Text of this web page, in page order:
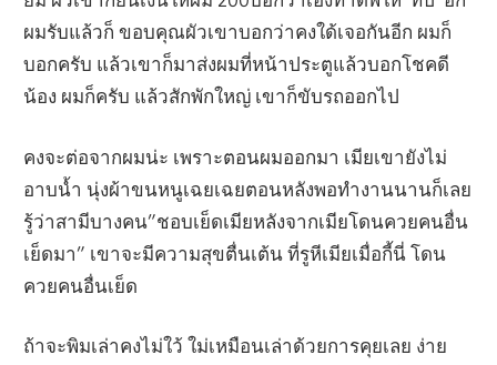
ผมรับแล้วก็ ขอบคุณผัวเขาบอกว่าคงใด้เจอกันอีก ผมก็
บอกครับ แล้วเขาก็มาส่งผมที่หน้าประตูแล้วบอกโชคดี
น้อง ผมก็ครับ แล้วสักพักใหญ่ เขาก็ขับรถออกไป
คงจะต่อจากผมน่ะ เพราะตอนผมออกมา เมียเขายังไม่
อาบน้ำ นุ่งผ้าขนหนูเฉยเฉยตอนหลังพอทำงานนานก็เลย
รู้ว่าสามีบางคน”ชอบเย็ดเมียหลังจากเมียโดนควยคนอื่น
เย็ดมา” เขาจะมีความสุขตื่นเต้น ที่รูหีเมียเมื่อกี้นี่ โดน
ควยคนอื่นเย็ด
ถ้าจะพิมเล่าคงไม่ใว้ ใม่เหมือนเล่าด้วยการคุยเลย ง่าย